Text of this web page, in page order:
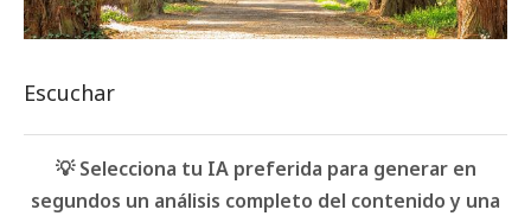
Escuchar
💡 Selecciona tu IA preferida para generar en
segundos un análisis completo del contenido y una